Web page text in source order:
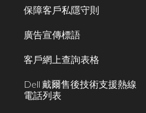
保障客戶私隱守則
廣告宣傳標語
客戶網上查詢表格
Dell 戴爾售後技術支援熱線
電話列表